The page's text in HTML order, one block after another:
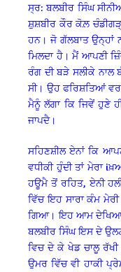
ਸ੍ਰ: ਬਲਬੀਰ ਸਿੰਘ
ਸ਼ੁਸ਼ਬੀਰ ਕੌਰ ਕੋਲ਼
ਹਨ। ਜੋ ਗੱਲਬਾਤ ਉਨ੍ਹਾਂ
ਮਿਲਦਾ ਹੈ। ਮੈਂ ਆਪਣੀ
ਰੰਗ ਦੀ ਬੜੇ ਸਲੀਕੇ ਨਾਲ
ਸੀ। ਉਹ ਫਰਿਸ਼ਤਿਆਂ
ਮੈਨੂੰ ਲੱਗਾ ਕਿ ਜਿਵੇਂ ਹੁਣੇ
ਜਾਪਦੈ।
ਸਹਿਣਸ਼ੀਲ ਏਨਾਂ ਕਿ
ਵਧੀਕੀ ਹੁੰਦੀ ਤਾਂ ਮੇਰਾ
ਹਊਮੈ ਤੋਂ ਰਹਿਤ, ਏਨੀ
ਵਿੱਚ ਇਹ ਸਾਰਾ ਕੰਮ ਮੇਰੀ
ਗਿਆ। ਇਹ ਆਮ ਦੇਖਿਆ
ਬਲਬੀਰ ਸਿੰਘ ਇਸ ਦੇ
ਵਿਚ ਦੇ ਕੇ ਖੇਡ ਚਾਲੂ
ਉਮਰ ਵਿੱਚ ਵੀ ਹਾਕੀ